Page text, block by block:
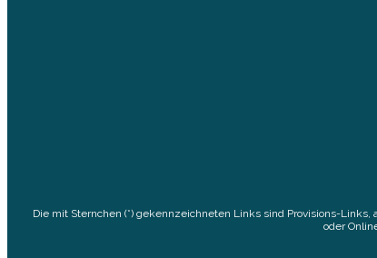
Die mit Sternchen (*) gekennzeichneten Links sind Provisions-
oder